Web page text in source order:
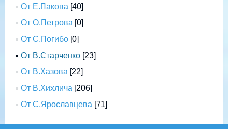
От Е.Пакова [40]
От О.Петрова [0]
От С.Погибо [0]
От В.Старченко [23]
От В.Хазова [22]
От В.Хихлича [206]
От С.Ярославцева [71]